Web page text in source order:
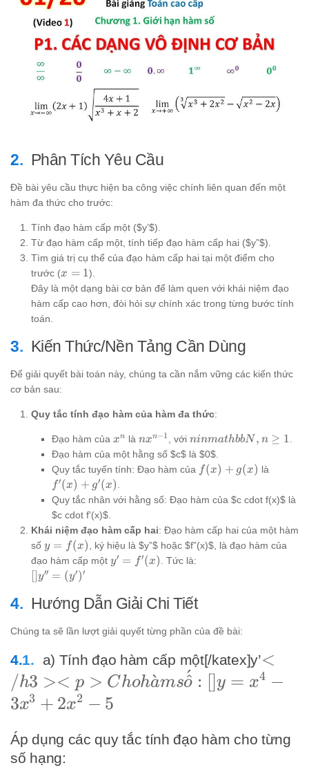
Phân Tích Yêu Cầu
Đề bài yêu cầu thực hiện ba công việc chính liên quan đến một
hàm đa thức cho trước:
Tính đạo hàm cấp một ($y’$).
Từ đạo hàm cấp một, tính tiếp đạo hàm cấp hai ($y”$).
Tìm giá trị cụ thể của đạo hàm cấp hai tại một điểm cho
trước (x=1
x = 1).
Đây là một dạng bài cơ bản để làm quen với khái niệm đạo
hàm cấp cao hơn, đòi hỏi sự chính xác trong từng bước tính
toán.
Kiến Thức/Nền Tảng Cần Dùng
Để giải quyết bài toán này, chúng ta cần nắm vững các kiến thức
cơ bản sau:
Quy tắc tính đạo hàm của hàm đa thức:
Đạo hàm của x^n
xn là nx^{n-
1}
nxn−1 , với n in
mathbb{N},
n \ge 1
ninmathbbN , n ≥ 1.
Đạo hàm của một hằng số $c$ là $0$.
Quy tắc tuyến tính: Đạo hàm của f(x)
g(x)
f(x) + g(x) là
g'(x)
f′(x) + g′(x).
Quy tắc nhân với hằng số: Đạo hàm của $c cdot f(x)$ là
$c cdot f'(x)$.
Khái niệm đạo hàm cấp hai: Đạo hàm cấp hai của một hàm
số y =
f(x)
y = f(x), ký hiệu là $y”$ hoặc $f”(x)$, là đạo hàm của
đạo hàm cấp một y' =
y′ = f′(x). Tức là:
[]y''
(y')'
y′′ = (y′)′
Hướng Dẫn Giải Chi Tiết
Chúng ta sẽ lần lượt giải quyết từng phần của đề bài:
a) Tính đạo hàm cấp một[/katex]y’</
x^4 -
<
/h3 >< p > Choha
ˋmso
^
ˊ : []y = x4 −
3x3 + 2x2 − 5
Áp dụng các quy tắc tính đạo hàm cho từng
số hạng: